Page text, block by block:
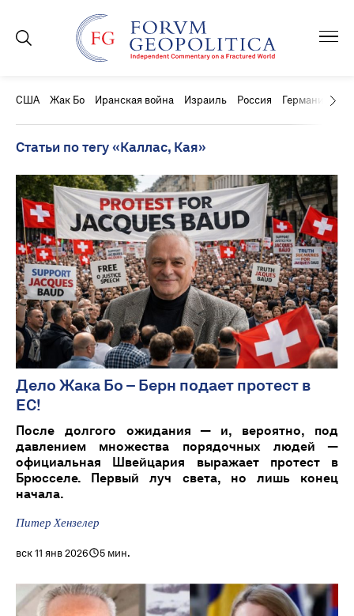
США Жак Бо Иранская война Израиль Россия Германия
Статьи по тегу «Каллас, Кая»
Дело Жака Бо – Берн подает протест в
ЕС!
После долгого ожидания — и, вероятно, под
давлением множества порядочных людей —
официальная Швейцария выражает протест в
Брюсселе. Первый луч света, но лишь конец
начала.
Питер Хензелер
вск 11 янв 2026 5 мин.